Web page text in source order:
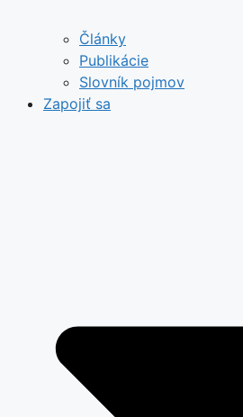
Články
Publikácie
Slovník pojmov
Zapojiť sa